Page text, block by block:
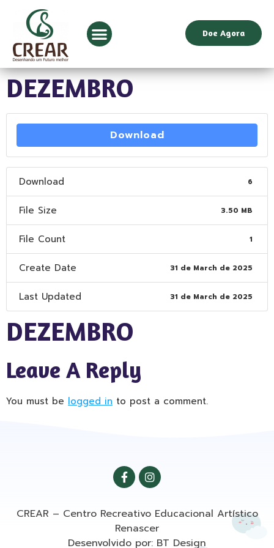
Doe Agora
DEZEMBRO
Download
Download 6
File Size 3.50 MB
File Count 1
Create Date 31 de March de 2025
Last Updated 31 de March de 2025
DEZEMBRO
Leave A Reply
You must be logged in to post a comment.
CREAR – Centro Recreativo Educacional Artístico
Renascer
Desenvolvido por: BT Design